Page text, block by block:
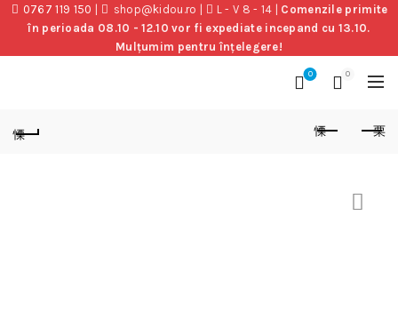
0767 119 150 shop@kidou.ro L - V 8 - 14
Comenzile primite
în perioada 08.10 - 12.10 vor fi expediate incepand cu 13.10.
Mulțumim pentru înțelegere!
0 0